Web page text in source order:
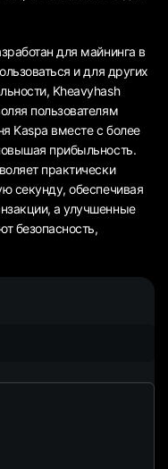
для майнинга в
и для других
Kheavyhash
пользователям
Kaspa вместе с более
прибыльность.
практически
секунду, обеспечивая
а улучшенные
безопасность,